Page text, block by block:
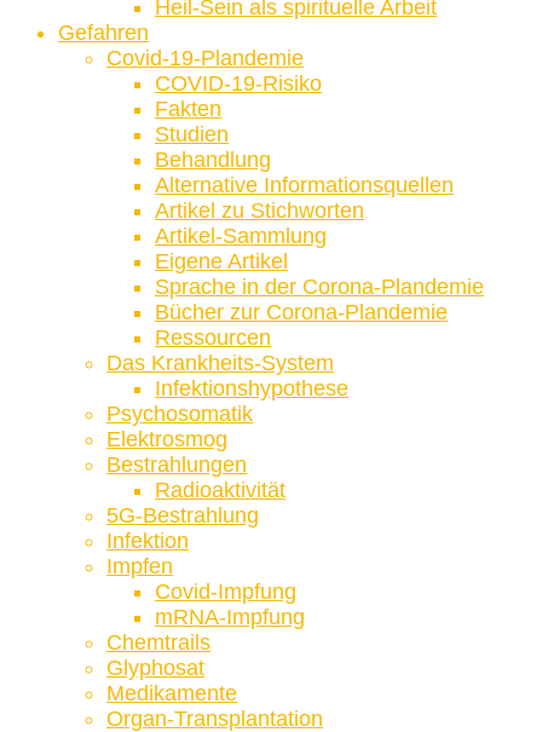
Heil-Sein als spirituelle Arbeit
Gefahren
Covid-19-Plandemie
COVID-19-Risiko
Fakten
Studien
Behandlung
Alternative Informationsquellen
Artikel zu Stichworten
Artikel-Sammlung
Eigene Artikel
Sprache in der Corona-Plandemie
Bücher zur Corona-Plandemie
Ressourcen
Das Krankheits-System
Infektionshypothese
Psychosomatik
Elektrosmog
Bestrahlungen
Radioaktivität
5G-Bestrahlung
Infektion
Impfen
Covid-Impfung
mRNA-Impfung
Chemtrails
Glyphosat
Medikamente
Organ-Transplantation